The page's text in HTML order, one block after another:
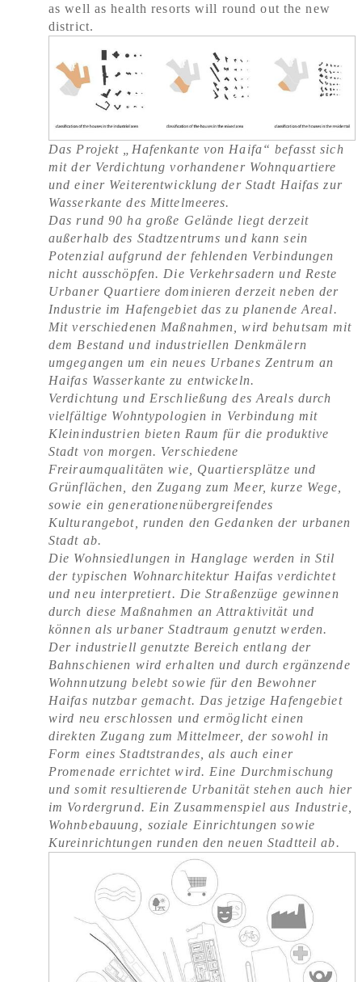
as well as health resorts will round out the new
district.
Das Projekt „Hafenkante von Haifa“ befasst sich
mit der Verdichtung vorhandener Wohnquartiere
und einer Weiterentwicklung der Stadt Haifas zur
Wasserkante des Mittelmeeres.
Das rund 90 ha große Gelände liegt derzeit
außerhalb des Stadtzentrums und kann sein
Potenzial aufgrund der fehlenden Verbindungen
nicht ausschöpfen. Die Verkehrsadern und Reste
Urbaner Quartiere dominieren derzeit neben der
Industrie im Hafengebiet das zu planende Areal.
Mit verschiedenen Maßnahmen, wird behutsam mit
dem Bestand und industriellen Denkmälern
umgegangen um ein neues Urbanes Zentrum an
Haifas Wasserkante zu entwickeln.
Verdichtung und Erschließung des Areals durch
vielfältige Wohntypologien in Verbindung mit
Kleinindustrien bieten Raum für die produktive
Stadt von morgen. Verschiedene
Freiraumqualitäten wie, Quartiersplätze und
Grünflächen, den Zugang zum Meer, kurze Wege,
sowie ein generationenübergreifendes
Kulturangebot, runden den Gedanken der urbanen
Stadt ab.
Die Wohnsiedlungen in Hanglage werden in Stil
der typischen Wohnarchitektur Haifas verdichtet
und neu interpretiert. Die Straßenzüge gewinnen
durch diese Maßnahmen an Attraktivität und
können als urbaner Stadtraum genutzt werden.
Der industriell genutzte Bereich entlang der
Bahnschienen wird erhalten und durch ergänzende
Wohnnutzung belebt sowie für den Bewohner
Haifas nutzbar gemacht. Das jetzige Hafengebiet
wird neu erschlossen und ermöglicht einen
direkten Zugang zum Mittelmeer, der sowohl in
Form eines Stadtstrandes, als auch einer
Promenade errichtet wird. Eine Durchmischung
und somit resultierende Urbanität stehen auch hier
im Vordergrund. Ein Zusammenspiel aus Industrie,
Wohnbebauung, soziale Einrichtungen sowie
Kureinrichtungen runden den neuen Stadtteil ab.